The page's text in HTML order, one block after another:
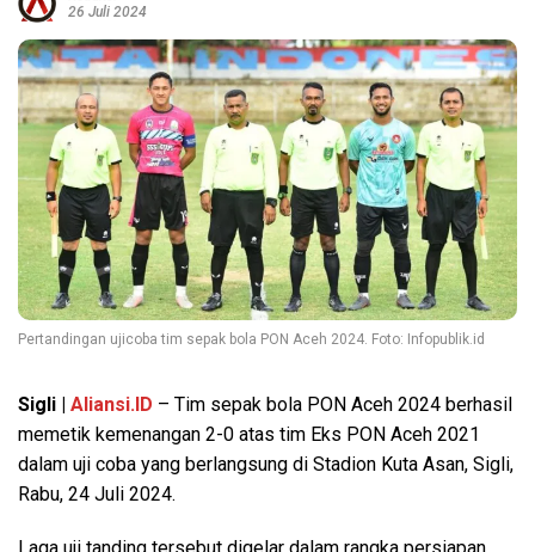
26 Juli 2024
Pertandingan ujicoba tim sepak bola PON Aceh 2024. Foto: Infopublik.id
Sigli | Aliansi.ID – Tim sepak bola PON Aceh 2024 berhasil
memetik kemenangan 2-0 atas tim Eks PON Aceh 2021
dalam uji coba yang berlangsung di Stadion Kuta Asan, Sigli,
Rabu, 24 Juli 2024.